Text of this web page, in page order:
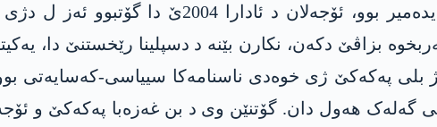
یەک ژ ڤان ناڤان ژی عۆسمان بایدەمیر
بزاڤێ دکەن، نکارن بێنە د دسپلینا رێخستنێ دا،
ژ بلی پەکەکێ ژی خوەدی ناسنامەکا سییاسی-کەسایەتی
گەلەک ھەول دان. گۆتنێن وی د بن غەزەبا پەکەکێ و